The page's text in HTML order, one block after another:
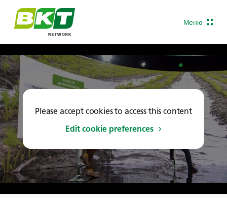
Меню
Please accept cookies to access this content
Edit cookie preferences